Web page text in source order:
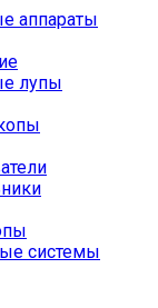
аппараты
лупы
системы